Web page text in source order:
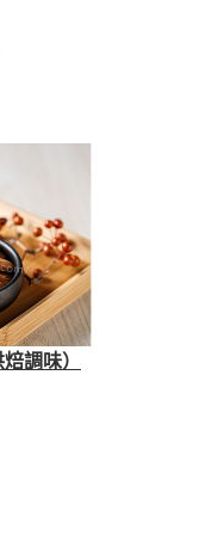
調味）